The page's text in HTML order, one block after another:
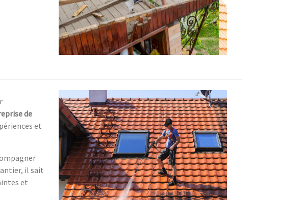
de
et
il sait
et